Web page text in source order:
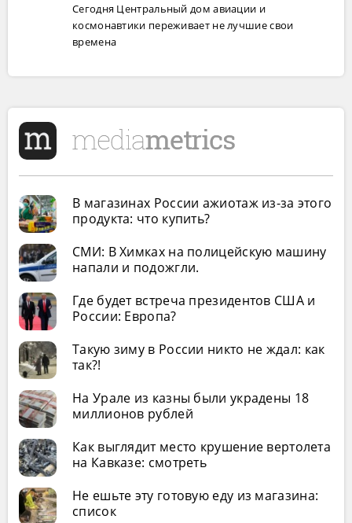
Сегодня Центральный дом авиации и
космонавтики переживает не лучшие свои
времена
В магазинах России ажиотаж из-за этого
продукта: что купить?
СМИ: В Химках на полицейскую машину
напали и подожгли.
Где будет встреча президентов США и
России: Европа?
Такую зиму в России никто не ждал: как
так?!
На Урале из казны были украдены 18
миллионов рублей
Как выглядит место крушение вертолета
на Кавказе: смотреть
Не ешьте эту готовую еду из магазина:
список